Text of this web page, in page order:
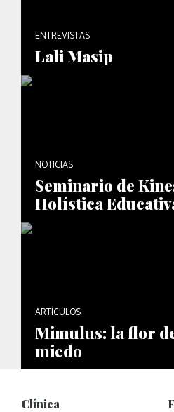
ENTREVISTAS
Lali Masip
NOTICIAS
Seminario de
Holística
ARTÍCULOS
Mimulus: la flor
miedo
Clínica